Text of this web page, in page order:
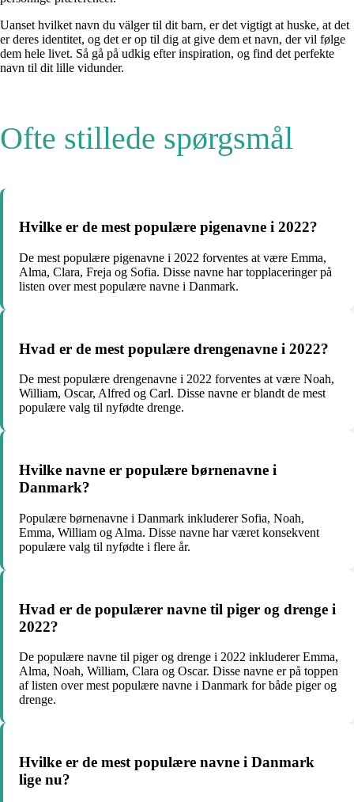
Uanset hvilket navn du välger til dit barn, er det vigtigt at huske, at det
er deres identitet, og det er op til dig at give dem et navn, der vil følge
dem hele livet. Så gå på udkig efter inspiration, og find det perfekte
navn til dit lille vidunder.
Ofte stillede spørgsmål
Hvilke er de mest populære pigenavne i 2022?
De mest populære pigenavne i 2022 forventes at være Emma,
Alma, Clara, Freja og Sofia. Disse navne har topplaceringer på
listen over mest populære navne i Danmark.
Hvad er de mest populære drengenavne i 2022?
De mest populære drengenavne i 2022 forventes at være Noah,
William, Oscar, Alfred og Carl. Disse navne er blandt de mest
populære valg til nyfødte drenge.
Hvilke navne er populære børnenavne i
Danmark?
Populære børnenavne i Danmark inkluderer Sofia, Noah,
Emma, William og Alma. Disse navne har været konsekvent
populære valg til nyfødte i flere år.
Hvad er de populærer navne til piger og drenge i
2022?
De populære navne til piger og drenge i 2022 inkluderer Emma,
Alma, Noah, William, Clara og Oscar. Disse navne er på toppen
af listen over mest populære navne i Danmark for både piger og
drenge.
Hvilke er de mest populære navne i Danmark
lige nu?